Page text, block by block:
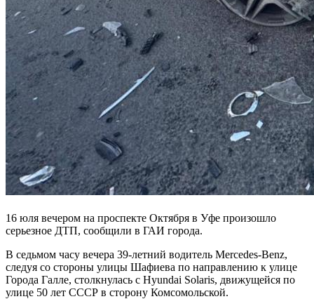
16 юля вечером на проспекте Октября в Уфе произошло
серьезное ДТП, сообщили в ГАИ города.
В седьмом часу вечера 39-летний водитель Mercedes-Benz,
следуя со стороны улицы Шафиева по направлению к улице
Города Галле, столкнулась с Hyundai Solaris, движущейся по
улице 50 лет СССР в сторону Комсомольской.